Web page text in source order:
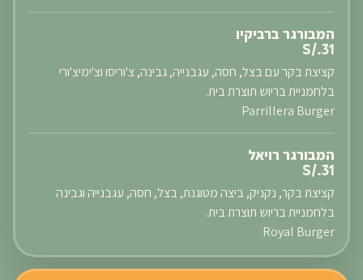
המבורגר ברביקיו
S/.31
קציצת בקר עם בצל, חסה, עגבנייה, גבינה, צ'וריסו וצ'ימיצ'ורי
בלחמניית בריוש תוצרת בית.
Parrillera Burger
המבורגר רויאל
S/.31
קציצת בקר, נקניק, ביצה מטוגנת, בצל, חסה, עגבנייה וגבינה
בלחמניית בריוש תוצרת בית.
Royal Burger